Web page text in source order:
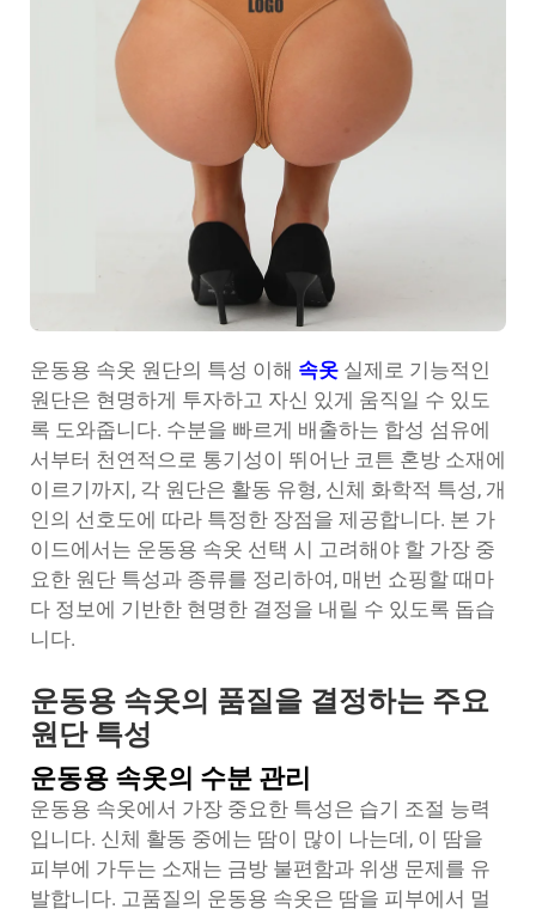
운동용 속옷 원단의 특성 이해 속옷 실제로 기능적인
원단은 현명하게 투자하고 자신 있게 움직일 수 있도
록 도와줍니다. 수분을 빠르게 배출하는 합성 섬유에
서부터 천연적으로 통기성이 뛰어난 코튼 혼방 소재에
이르기까지, 각 원단은 활동 유형, 신체 화학적 특성, 개
인의 선호도에 따라 특정한 장점을 제공합니다. 본 가
이드에서는 운동용 속옷 선택 시 고려해야 할 가장 중
요한 원단 특성과 종류를 정리하여, 매번 쇼핑할 때마
다 정보에 기반한 현명한 결정을 내릴 수 있도록 돕습
니다.
운동용 속옷의 품질을 결정하는 주요
원단 특성
운동용 속옷의 수분 관리
운동용 속옷에서 가장 중요한 특성은 습기 조절 능력
입니다. 신체 활동 중에는 땀이 많이 나는데, 이 땀을
피부에 가두는 소재는 금방 불편함과 위생 문제를 유
발합니다. 고품질의 운동용 속옷은 땀을 피부에서 멀